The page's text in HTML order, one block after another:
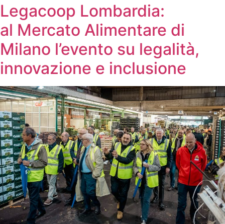
Legacoop Lombardia:
al Mercato Alimentare di
Milano l’evento su legalità,
innovazione e inclusione